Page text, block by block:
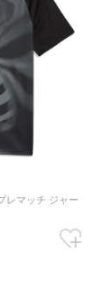
レマッチ ジャー